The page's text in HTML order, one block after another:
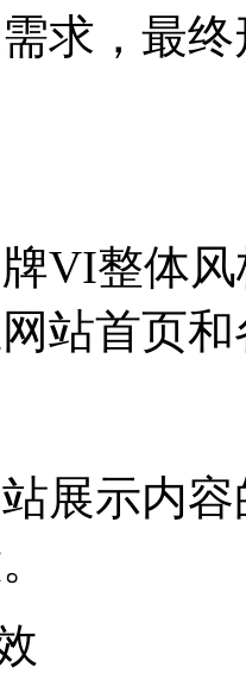
求，最
VI整体
站首页
展示内